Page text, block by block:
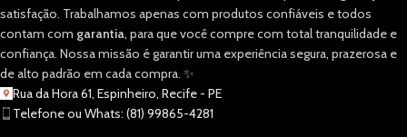
satisfação. Trabalhamos apenas com produtos confiáveis e todos
contam com garantia, para que você compre com total tranquilidade e
confiança. Nossa missão é garantir uma experiência segura, prazerosa e
de alto padrão em cada compra. ✨
Rua da Hora 61, Espinheiro, Recife - PE
Telefone ou Whats: (81) 99865-4281